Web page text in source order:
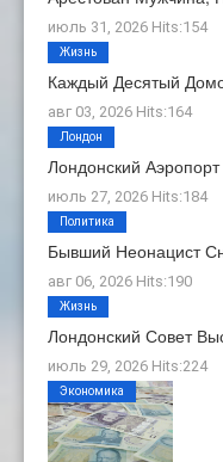
июль 31, 2026 Hits:154
Каждый Десятый
авг 03, 2026 Hits:164
Жизнь
Лондонский
июль 27, 2026 Hits:184
Лондон
Бывший Неонацист
авг 06, 2026 Hits:190
Политика
Лондонский Совет
июль 29, 2026 Hits:224
Жизнь
Экономика